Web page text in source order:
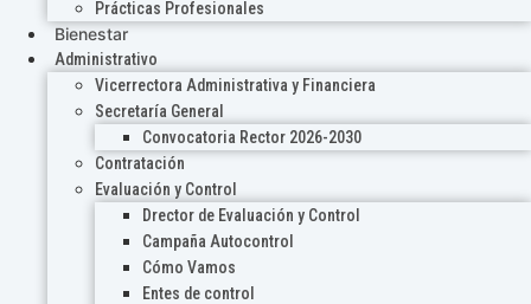
Prácticas Profesionales
Bienestar
Administrativo
Vicerrectora Administrativa y Financiera
Secretaría General
Convocatoria Rector 2026-2030
Contratación
Evaluación y Control
Drector de Evaluación y Control
Campaña Autocontrol
Cómo Vamos
Entes de control